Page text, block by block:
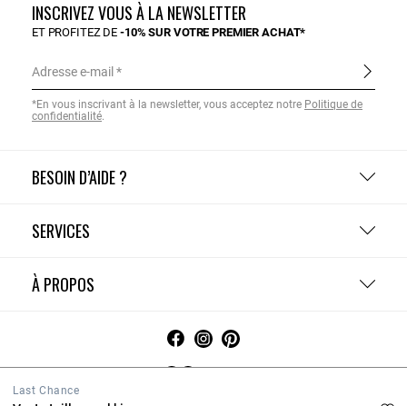
Last Chance
BESOIN D’AIDE ?
SERVICES
À PROPOS
INSCRIVEZ VOUS À LA NEWSLETTER
ET PROFITEZ DE-10% SUR VOTRE PREMIER ACHAT*
Adresse e-mail
*En vous inscrivant à la newsletter, vous acceptez notre Politique de
confidentialité.